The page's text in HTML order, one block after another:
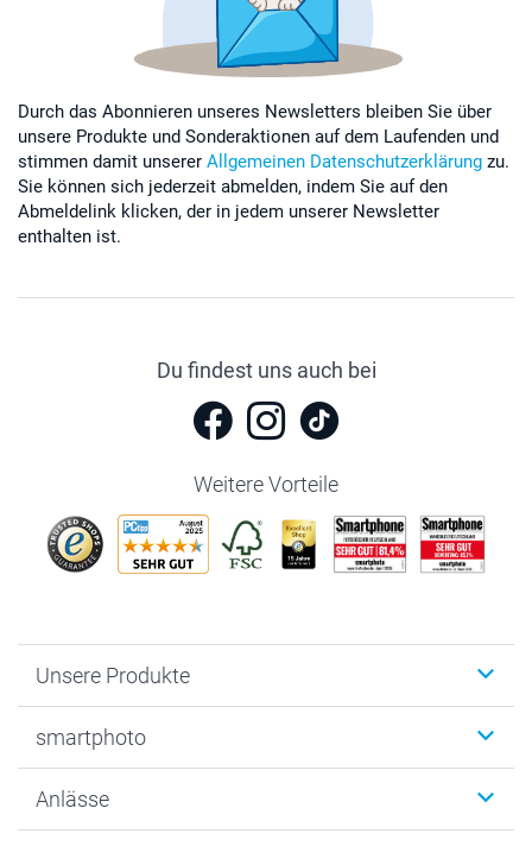
Durch das Abonnieren unseres Newsletters bleiben Sie über
unsere Produkte und Sonderaktionen auf dem Laufenden und
stimmen damit unserer Allgemeinen Datenschutzerklärung zu.
Sie können sich jederzeit abmelden, indem Sie auf den
Abmeldelink klicken, der in jedem unserer Newsletter
enthalten ist.
Du findest uns auch bei
Weitere Vorteile
Unsere Produkte
Fotogeschenke
MyNameBook
smartphoto
Warum smartphoto
Anlässe